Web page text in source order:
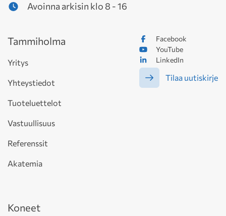
Avoinna arkisin klo 8 - 16
Facebook
YouTube
LinkedIn
Tilaa uutiskirje
Tammiholma
Yritys
Yhteystiedot
Tuoteluettelot
Vastuullisuus
Referenssit
Akatemia
Koneet